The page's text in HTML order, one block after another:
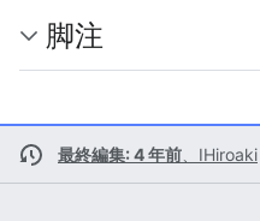
脚注
最終編集: 4 年前 IHiroaki